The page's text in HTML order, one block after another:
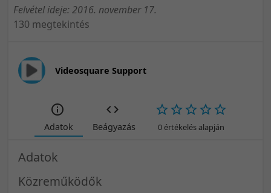
Felvétel ideje: 2016. november 17.
130 megtekintés
Videosquare Support
Adatok Beágyazás 0 értékelés alapján
Adatok
Közreműködők